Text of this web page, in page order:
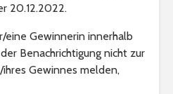
20.12.2022.
eine Gewinnerin innerhalb
Benachrichtigung nicht zur
Gewinnes melden,